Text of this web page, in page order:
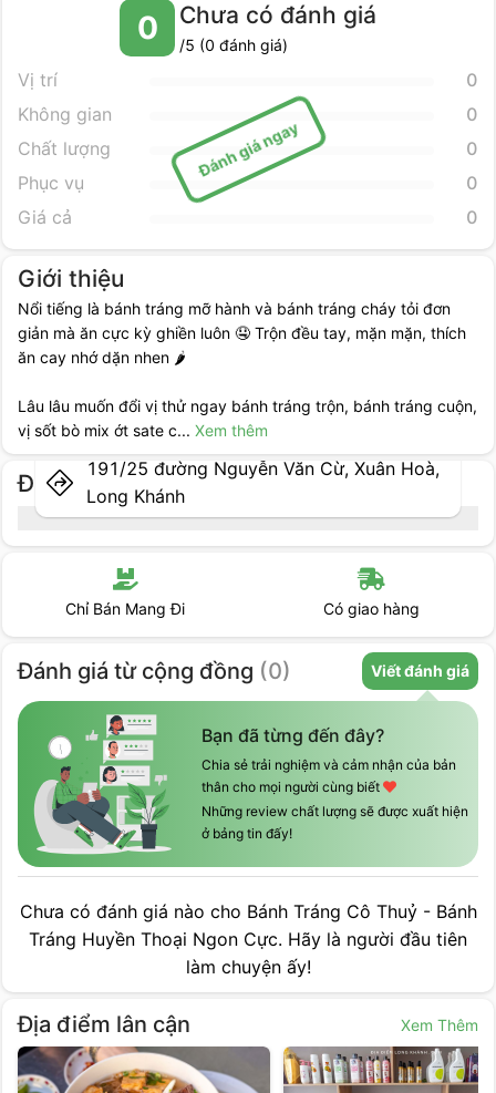
0 Chưa có đánh giá
/5 (0 đánh giá)
Đánh giá ngay
Vị trí
0
Không gian
0
Chất lượng
0
Phục vụ
0
Giá cả
0
Giới thiệu
Nổi tiếng là bánh tráng mỡ hành và bánh tráng cháy tỏi đơn
giản mà ăn cực kỳ ghiền luôn 🤤 Trộn đều tay, mặn mặn, thích
ăn cay nhớ dặn nhen 🌶️
Lâu lâu muốn đổi vị thử ngay bánh tráng trộn, bánh tráng cuộn,
vị sốt bò mix ớt sate c... Xem thêm
Địa điểm cụ thể
191/25 đường Nguyễn Văn Cừ, Xuân Hoà,
Long Khánh
Chỉ Bán Mang Đi Có giao hàng
Đánh giá từ cộng đồng (0) Viết đánh giá
Bạn đã từng đến đây?
Chia sẻ trải nghiệm và cảm nhận của bản
thân cho mọi người cùng biết
Những review chất lượng sẽ được xuất hiện
ở bảng tin đấy!
Chưa có đánh giá nào cho Bánh Tráng Cô Thuỷ - Bánh
Tráng Huyền Thoại Ngon Cực. Hãy là người đầu tiên
làm chuyện ấy!
Địa điểm lân cận Xem Thêm